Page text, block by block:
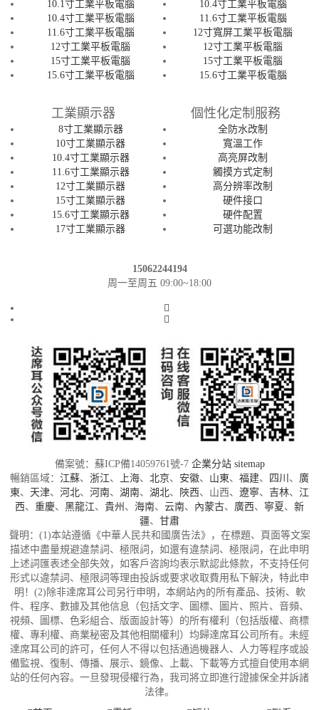
10.1寸工業平板電腦
10.4寸工業平板電腦
11.6寸工業平板電腦
12寸工業平板電腦
15寸工業平板電腦
15.6寸工業平板電腦
10.4寸工業平板電腦
11.6寸工業平板電腦
12寸寬屏工業平板電腦
12寸工業平板電腦
15寸工業平板電腦
15.6寸工業平板電腦
工業顯示器
8寸工業顯示器
10寸工業顯示器
10.4寸工業顯示器
11.6寸工業顯示器
12寸工業顯示器
15寸工業顯示器
15.6寸工業顯示器
17寸工業顯示器
個性化定制服務
全防水改制
寬溫工作
高亮屏改制
觸摸方式定制
高分辨率改制
硬件接口
硬件配置
可選功能改制
15062244194
周一至周五 09:00~18:00
備案號：蘇ICP備14059761號-7 企業分站 sitemap
暢銷區域： 江蘇、 浙江、 上海、 北京、 安徽、 山東、 福建、 四川 、 廣
東、 天津、 河北、 河南、 湖南、 湖北、 陜西、山西、 遼寧、 吉林、 江
西、 重慶、 黑龍江、 貴州 、 海南、 云南、 內蒙古、 廣西、 寧夏 、 新
疆、 甘肅
聲明：(1)本站遵循《中華人民共和國廣告法》，在標題、頁面等文案
描述中盡量規避違禁詞、極限詞，如還有違禁詞、極限詞，在此申明
上述詞匯表述全部失效，如客戶咨詢均表示默認此條款，不支持任何
形式以違禁詞、極限詞等理由投訴或要求收取費用私下解決，特此申
明！(2)除非達席耳公司另行申明，本網站內的所有產品、技術、軟
件、程序、數據及其他信息（包括文字、圖標、圖片、照片、音頻、
視頻、圖標、色彩組合、版面設計等）的所有權利（包括版權、商標
權、專利權、商業秘密及其他相關權利）均歸達席耳公司所有。未經
達席耳公司的許可，任何人不得以包括通過機器人、人力等程序或設
備監視、復制、傳播、展示、鏡像、上載、下載等方式擅自使用本網
站的任何內容。一旦發現侵權行為，我司將立即進行證據保全并訴諸
法律。